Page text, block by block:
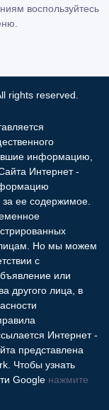
воспользуйтесь
rights reserved.
информацию,
Интернет -
за ее содержимое.
лицам. Но мы можем
с
или
другого лица, в
Интернет -
представлена
Чтобы узнать
Google нажмите